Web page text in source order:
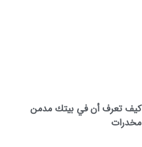
كيف تعرف أن في بيتك مدمن
مخدرات